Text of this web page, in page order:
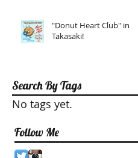
"Donut Heart Club" in
Takasaki!
Search By Tags
No tags yet.
Follow Me